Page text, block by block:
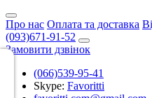
Про нас Оплата та доставка
(093)671-91-52
Замовити дзвінок
(066)539-95-41
Skype: Favoritti
Скачать